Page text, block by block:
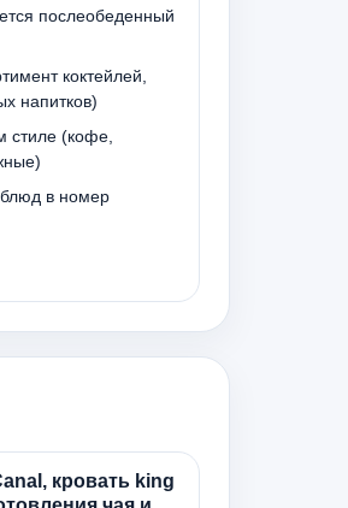
послеобеденный
коктейлей,
напитков)
стиле (кофе,
блюд в номер
кровать king